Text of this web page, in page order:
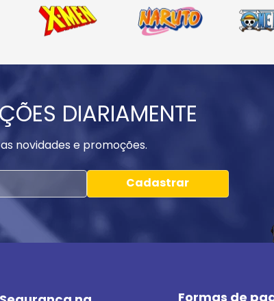
DIARIAMENTE
novidades e promoções.
Cadastrar
Formas de